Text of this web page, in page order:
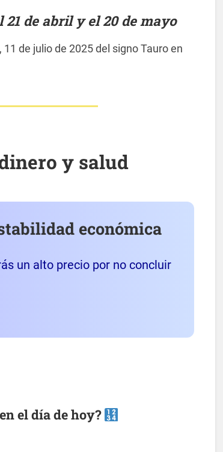
de abril y el 20 de mayo
de julio de 2025 del signo Tauro en
y salud
económica
un alto precio por no concluir
el día de hoy?